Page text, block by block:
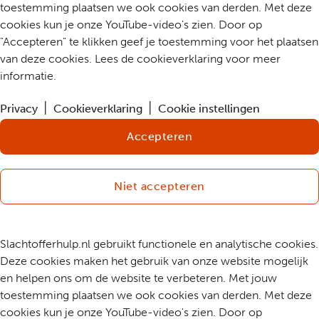
toestemming plaatsen we ook cookies van derden. Met deze
cookies kun je onze YouTube-video's zien. Door op
"Accepteren" te klikken geef je toestemming voor het plaatsen
van deze cookies. Lees de cookieverklaring voor meer
informatie.
Privacy Cookieverklaring Cookie instellingen
Accepteren
Niet accepteren
Slachtofferhulp.nl gebruikt functionele en analytische cookies.
Deze cookies maken het gebruik van onze website mogelijk
en helpen ons om de website te verbeteren. Met jouw
toestemming plaatsen we ook cookies van derden. Met deze
cookies kun je onze YouTube-video's zien. Door op